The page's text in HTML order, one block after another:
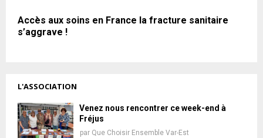
Accès aux soins en France la fracture sanitaire
s’aggrave !
L'ASSOCIATION
Venez nous rencontrer ce week-end à
Fréjus
par Que Choisir Ensemble Var-Est